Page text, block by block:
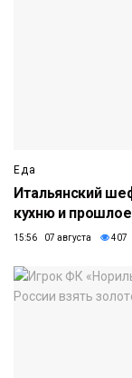
Еда
Итальянский
кухню и
15:56 07 августа 407